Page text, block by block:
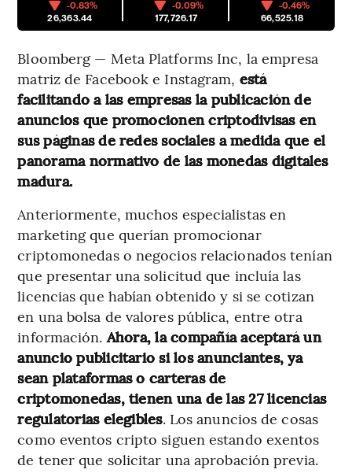
-0.83%
26,363.44
-0.09%
177,726.17
-0.46%
66,525.18
Bloomberg — Meta Platforms Inc, la empresa
matriz de Facebook e Instagram, está
facilitando a las empresas la publicación de
anuncios que promocionen criptodivisas en
sus páginas de redes sociales a medida que el
panorama normativo de las monedas digitales
madura.
Anteriormente, muchos especialistas en
marketing que querían promocionar
criptomonedas o negocios relacionados tenían
que presentar una solicitud que incluía las
licencias que habían obtenido y si se cotizan
en una bolsa de valores pública, entre otra
información.Ahora, la compañía aceptará un
anuncio publicitario si los anunciantes, ya
sean plataformas o carteras de
criptomonedas, tienen una de las 27 licencias
regulatorias elegibles. Los anuncios de cosas
como eventos cripto siguen estando exentos
de tener que solicitar una aprobación previa.